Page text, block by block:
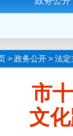
> 政务公开 > 法定
市
文